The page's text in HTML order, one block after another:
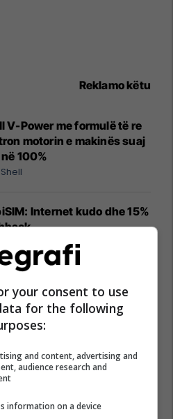
Reklamo këtu
V-Power me formulë të re
motorin e makinës suaj
100%
Shell
Internet kudo dhe 15%
Frutex
i pari me numrin më të
të programeve të
në sektorin privat
your consent to use
for the following
and content, advertising and
audience research and
information on a device